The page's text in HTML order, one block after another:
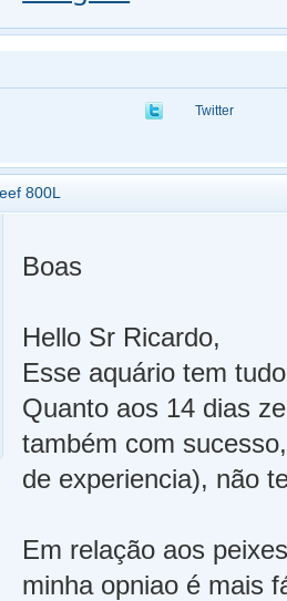
Twitter
800L
Boas
Hello Sr Ricardo,
Esse aquário tem
Quanto aos 14 dias
também com
de experiencia), não
Em relação aos
minha opniao é mais